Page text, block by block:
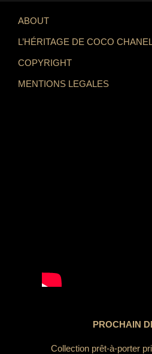
ABOUT
L’HÉRITAGE DE COCO
COPYRIGHT
MENTIONS LEGALES
PROCHAIN
Collection prêt-à-porter